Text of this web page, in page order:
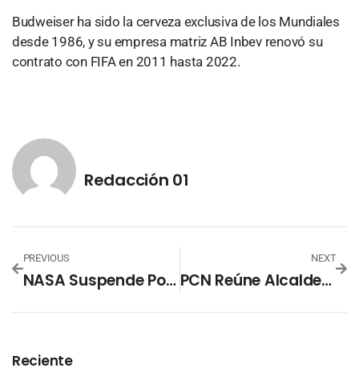
Budweiser ha sido la cerveza exclusiva de los Mundiales
desde 1986, y su empresa matriz AB Inbev renovó su
contrato con FIFA en 2011 hasta 2022.
Redacción 01
PREVIOUS
NASA Suspende Por Segunda Vez El Lanzamiento De Artemis Por Fuga De Combustible
NEXT
PCN Reúne Alcaldes Y Concejales Del Oriente Del País, Para Retomar Modernización Institucional
Reciente